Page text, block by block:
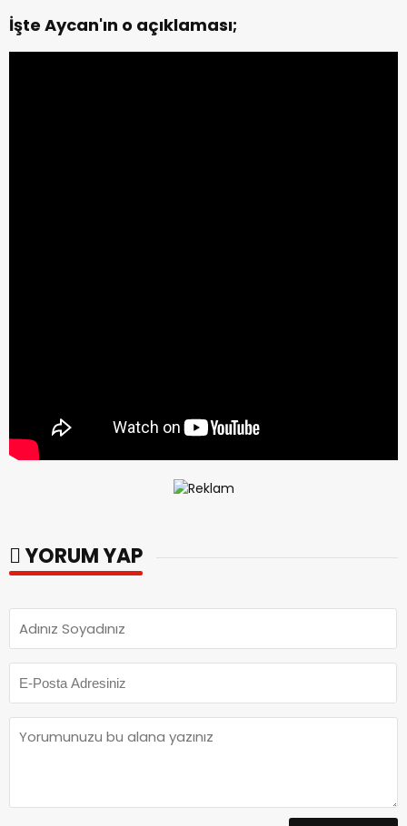
İşte Aycan'ın o açıklaması;
YORUM YAP